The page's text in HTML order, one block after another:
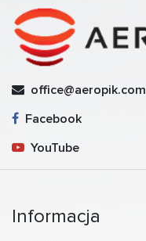
office@aeropik.com
Facebook
YouTube
Informacja